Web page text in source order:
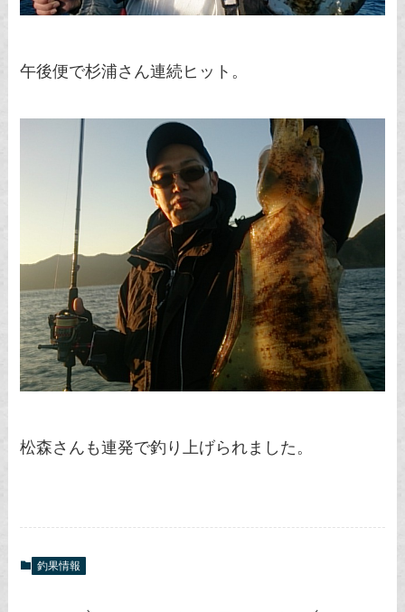
午後便で杉浦さん連続ヒット。
松森さんも連発で釣り上げられました。
釣果情報